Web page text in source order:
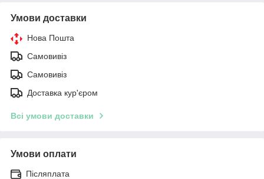
Умови доставки
Нова Пошта
Самовивіз
Самовивіз
Доставка кур'єром
Всі умови доставки
Умови оплати
Післяплата